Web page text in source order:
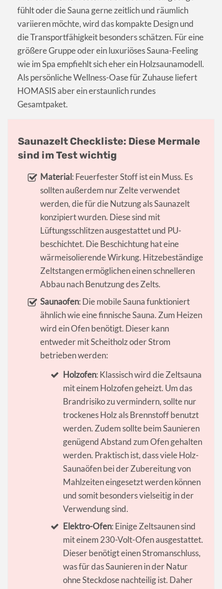
fühlt oder die Sauna gerne zeitlich und räumlich
variieren möchte, wird das kompakte Design und
die Transportfähigkeit besonders schätzen. Für eine
größere Gruppe oder ein luxuriöses Sauna-Feeling
wie im Spa empfiehlt sich eher ein Holzsaunamodell.
Als persönliche Wellness-Oase für Zuhause liefert
HOMASIS aber ein erstaunlich rundes
Gesamtpaket.
Saunazelt Checkliste: Diese Mermale
sind im Test wichtig
Material: Feuerfester Stoff ist ein Muss. Es
sollten außerdem nur Zelte verwendet
werden, die für die Nutzung als Saunazelt
konzipiert wurden. Diese sind mit
Lüftungsschlitzen ausgestattet und PU-
beschichtet. Die Beschichtung hat eine
wärmeisolierende Wirkung. Hitzebeständige
Zeltstangen ermöglichen einen schnelleren
Abbau nach Benutzung des Zelts.
Saunaofen: Die mobile Sauna funktioniert
ähnlich wie eine finnische Sauna. Zum Heizen
wird ein Ofen benötigt. Dieser kann
entweder mit Scheitholz oder Strom
betrieben werden:
Holzofen: Klassisch wird die Zeltsauna
mit einem Holzofen geheizt. Um das
Brandrisiko zu vermindern, sollte nur
trockenes Holz als Brennstoff benutzt
werden. Zudem sollte beim Saunieren
genügend Abstand zum Ofen gehalten
werden. Praktisch ist, dass viele Holz-
Saunaöfen bei der Zubereitung von
Mahlzeiten eingesetzt werden können
und somit besonders vielseitig in der
Verwendung sind.
Elektro-Ofen: Einige Zeltsaunen sind
mit einem 230-Volt-Ofen ausgestattet.
Dieser benötigt einen Stromanschluss,
was für das Saunieren in der Natur
ohne Steckdose nachteilig ist. Daher